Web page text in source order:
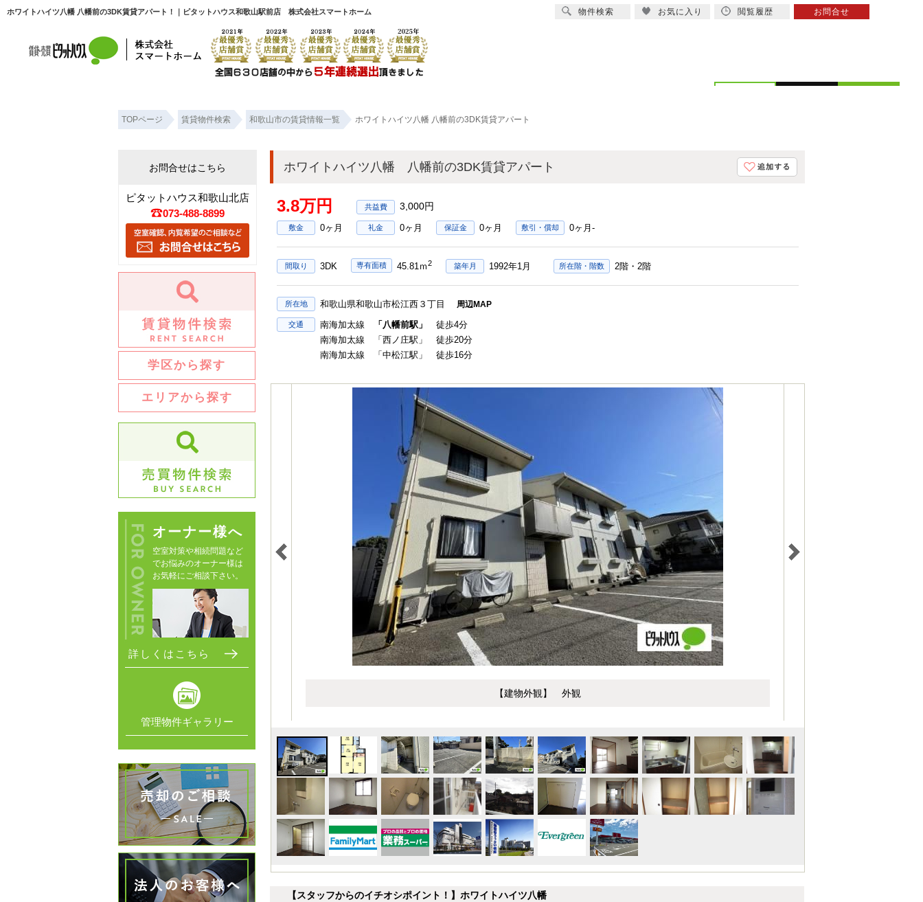
ホワイトハイツ八幡 八幡前の3DK賃貸アパート！｜ピタットハウス和歌山駅前店 株式会社スマートホーム
TOPページ 賃貸物件検索 和歌山市の賃貸情報一覧 ホワイトハイツ八幡 八幡前の3DK賃貸アパート
ホワイトハイツ八幡 八幡前の3DK賃貸アパート
3.8万円 3,000円
敷金 0ヶ月 礼金 0ヶ月 保証金 0ヶ月 敷引・償却 0ヶ月-
間取り 3DK 専有面積 45.81ｍ2 築年月 1992年1月 所在階・階数 2階・2階
所在地 和歌山県和歌山市松江西３丁目 周辺MAP
交通 南海加太線 「八幡前駅」
徒歩4分
南海加太線 「西ノ庄駅」 徒歩20分
南海加太線 「中松江駅」 徒歩16分
【建物外観】 外観
【スタッフからのイチオシポイント！】ホワイトハイツ八幡
お問合せはこちら
ピタットハウス和歌山北店
073-488-8899
学区から探す
エリアから探す
オーナー様へ
空室対策や相続問題など
でお悩みのオーナー様は
お気軽にご相談下さい。
詳しくはこちら
管理物件ギャラリー
物件検索 お気に入り 閲覧履歴 お問合せ